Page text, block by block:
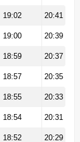
19:02 20:41
19:00 20:39
18:59 20:37
18:57 20:35
18:55 20:33
18:54 20:31
18:52 20:29